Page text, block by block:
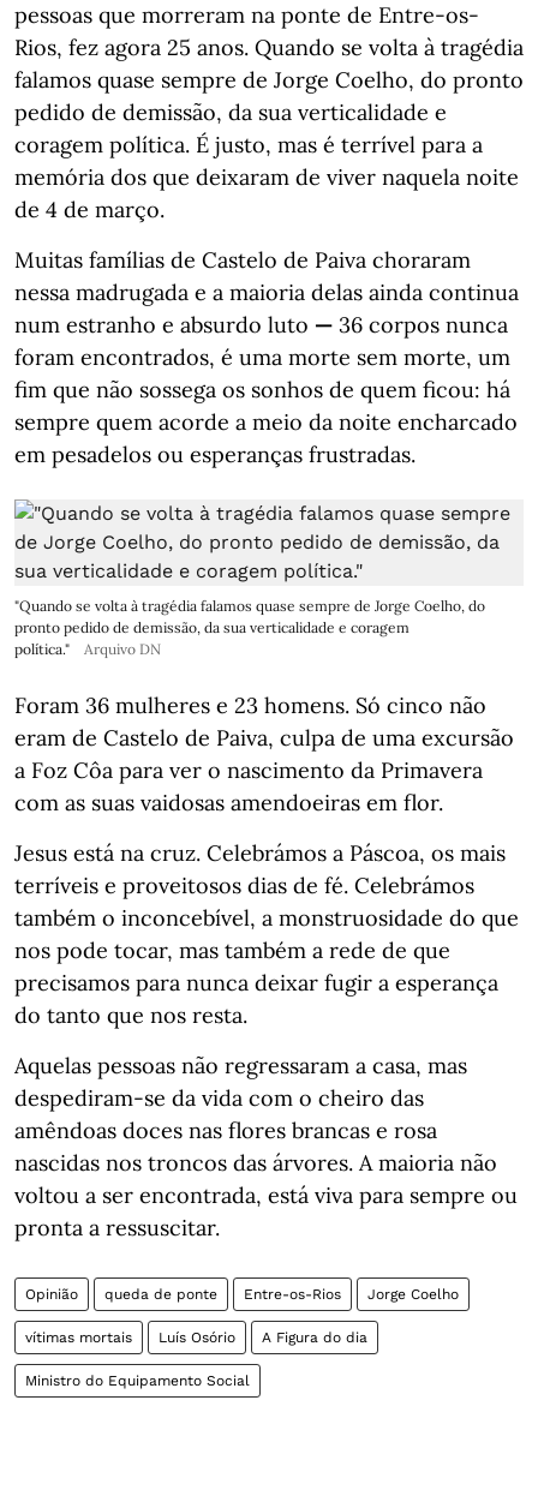
pessoas que morreram na ponte de Entre-os-
Rios, fez agora 25 anos. Quando se volta à tragédia
falamos quase sempre de Jorge Coelho, do pronto
pedido de demissão, da sua verticalidade e
coragem política. É justo, mas é terrível para a
memória dos que deixaram de viver naquela noite
de 4 de março.
Muitas famílias de Castelo de Paiva choraram
nessa madrugada e a maioria delas ainda continua
num estranho e absurdo luto — 36 corpos nunca
foram encontrados, é uma morte sem morte, um
fim que não sossega os sonhos de quem ficou: há
sempre quem acorde a meio da noite encharcado
em pesadelos ou esperanças frustradas.
"Quando se volta à tragédia falamos quase sempre de Jorge Coelho, do
pronto pedido de demissão, da sua verticalidade e coragem
política."
Arquivo DN
Foram 36 mulheres e 23 homens. Só cinco não
eram de Castelo de Paiva, culpa de uma excursão
a Foz Côa para ver o nascimento da Primavera
com as suas vaidosas amendoeiras em flor.
Jesus está na cruz. Celebrámos a Páscoa, os mais
terríveis e proveitosos dias de fé. Celebrámos
também o inconcebível, a monstruosidade do que
nos pode tocar, mas também a rede de que
precisamos para nunca deixar fugir a esperança
do tanto que nos resta.
Aquelas pessoas não regressaram a casa, mas
despediram-se da vida com o cheiro das
amêndoas doces nas flores brancas e rosa
nascidas nos troncos das árvores. A maioria não
voltou a ser encontrada, está viva para sempre ou
pronta a ressuscitar.
Opinião queda de ponte Entre-os-Rios Jorge Coelho
vítimas mortais Luís Osório A Figura do dia
Ministro do Equipamento Social